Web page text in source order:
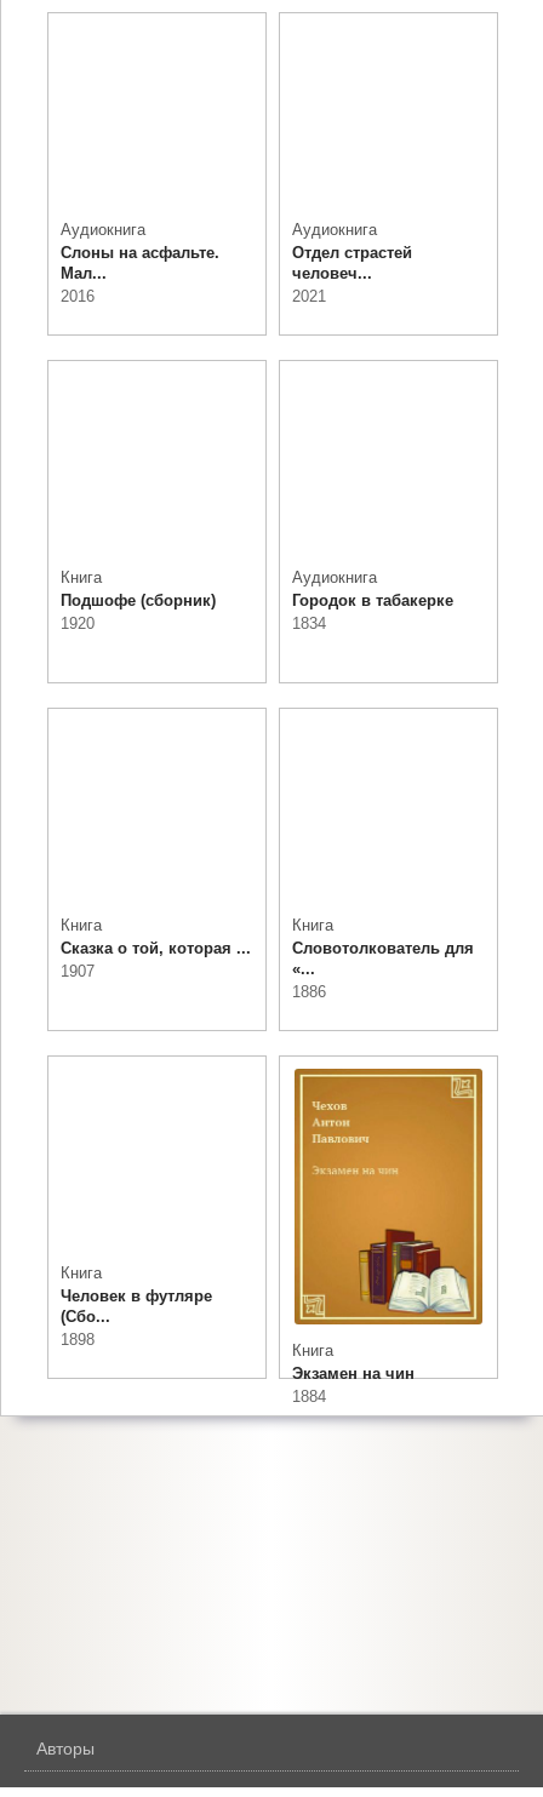
Аудиокнига
Слоны на асфальте.
Мал...
2016
Аудиокнига
Отдел страстей
человеч...
2021
Книга
Подшофе (сборник)
1920
Аудиокнига
Городок в табакерке
1834
Книга
Сказка о той, которая ...
1907
Книга
Словотолкователь для
«...
1886
Книга
Человек в футляре
(Сбо...
1898
Книга
Экзамен на чин
1884
Авторы